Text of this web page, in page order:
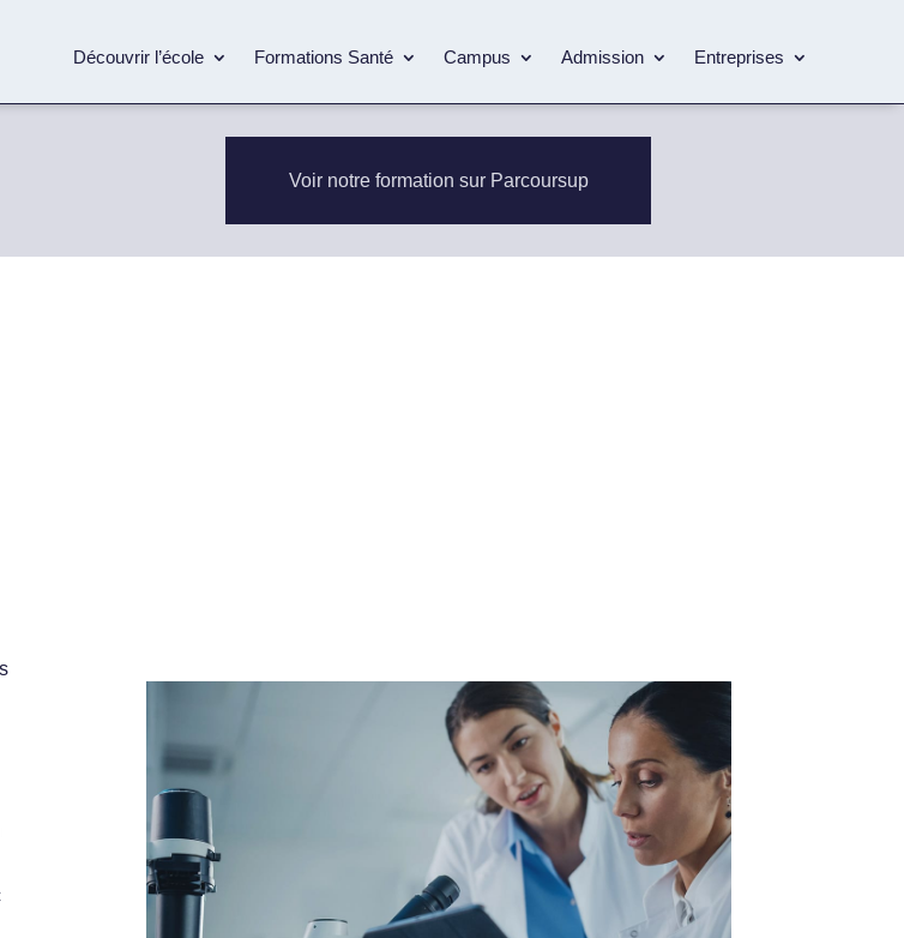
Découvrir l’école Formations Santé Campus Admission Entreprises
Voir notre formation sur Parcoursup